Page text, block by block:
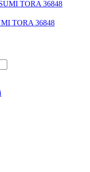
TORA 36848